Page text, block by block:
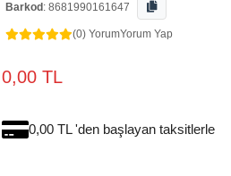
Barkod : 8681990161647
(0) YorumYorum Yap
0,00 TL
0,00 TL 'den başlayan taksitlerle